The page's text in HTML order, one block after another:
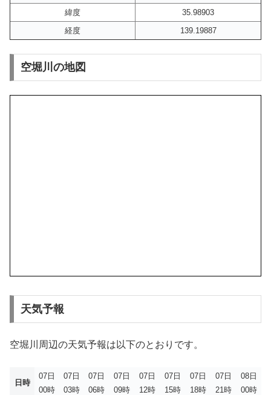
緯度
35.98903
経度
139.19887
空堀川の地図
天気予報
空堀川周辺の天気予報は以下のとおりです。
日時
07日
00時
07日
03時
07日
06時
07日
09時
07日
12時
07日
15時
07日
18時
07日
21時
08日
00時